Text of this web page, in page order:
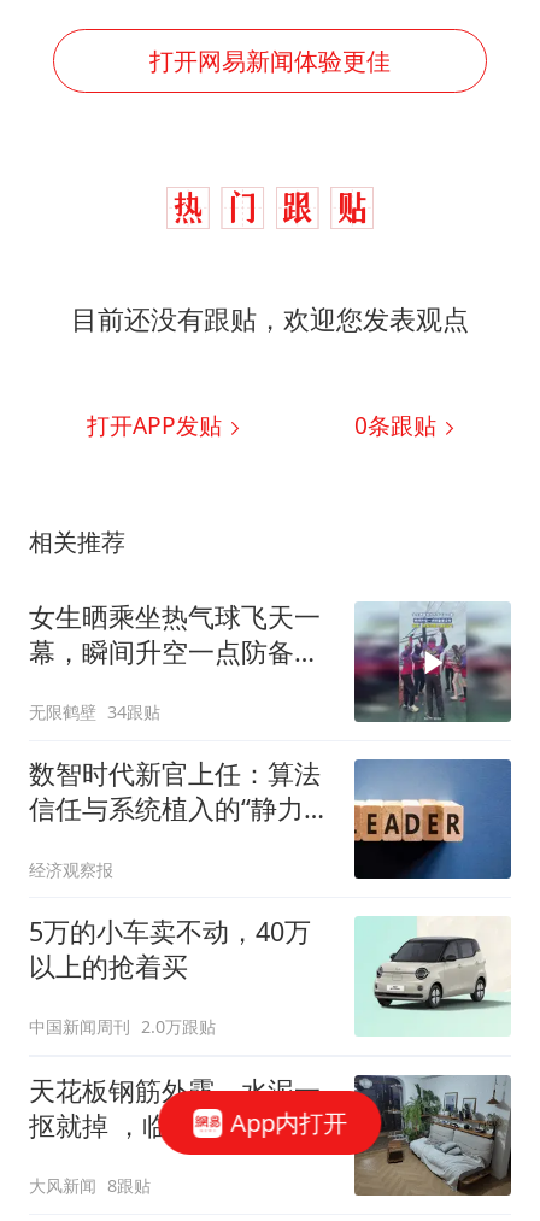
打开网易新闻体验更佳
目前还没有跟贴，欢迎您发表观点
打开APP发贴 0条跟贴
相关推荐
女生晒乘坐热气球飞天一
幕，瞬间升空一点防备都
无限鹤壁 34跟贴
数智时代新官上任：算法
信任与系统植入的“静力点
经济观察报
5万的小车卖不动，40万
以上的抢着买
中国新闻周刊 2.0万跟贴
天花板钢筋外露、水泥一
抠就掉 ，临沂一安置楼交
房半年即被鉴定存安全隐
患；楼体至今未加固，仍
大风新闻 8跟贴
App内打开